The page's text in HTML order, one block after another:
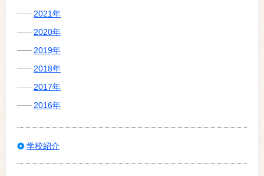
2021年
2020年
2019年
2018年
2017年
2016年
学校紹介